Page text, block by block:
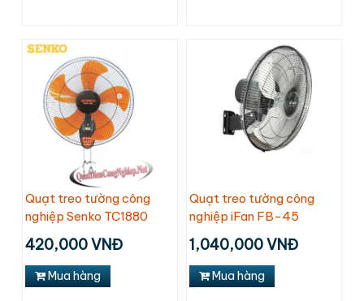
Quạt treo tường công
nghiệp Senko TC1880
420,000 VNĐ
Mua hàng
Quạt treo tường công
nghiệp iFan FB-45
1,040,000 VNĐ
Mua hàng